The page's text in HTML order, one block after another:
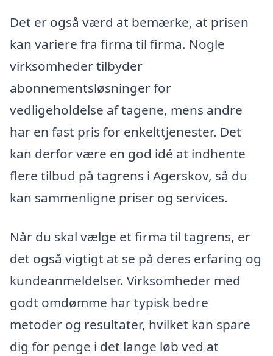
Det er også værd at bemærke, at prisen
kan variere fra firma til firma. Nogle
virksomheder tilbyder
abonnementsløsninger for
vedligeholdelse af tagene, mens andre
har en fast pris for enkelttjenester. Det
kan derfor være en god idé at indhente
flere tilbud på tagrens i Agerskov, så du
kan sammenligne priser og services.
Når du skal vælge et firma til tagrens, er
det også vigtigt at se på deres erfaring og
kundeanmeldelser. Virksomheder med
godt omdømme har typisk bedre
metoder og resultater, hvilket kan spare
dig for penge i det lange løb ved at